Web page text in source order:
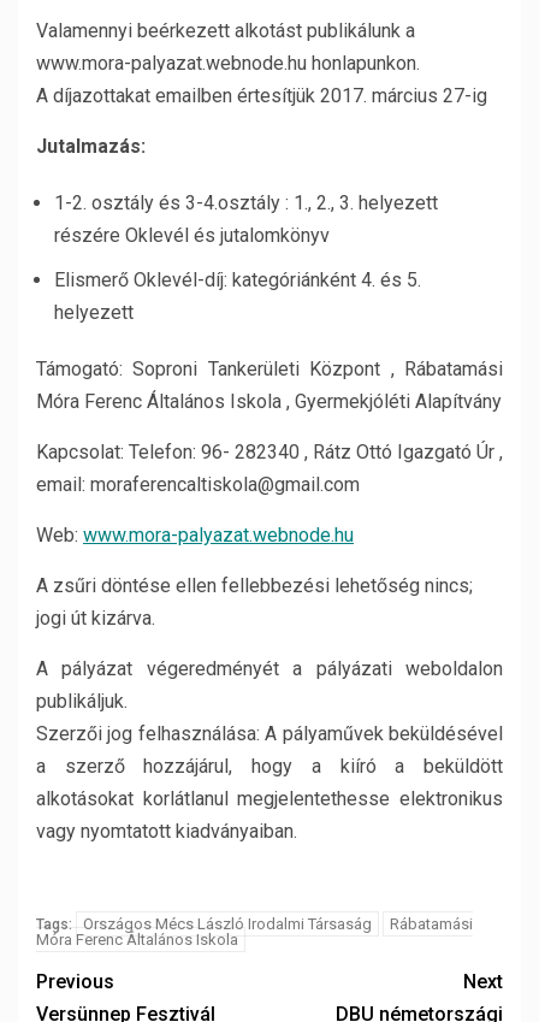
Valamennyi beérkezett alkotást publikálunk a
www.mora-palyazat.webnode.hu honlapunkon.
A díjazottakat emailben értesítjük 2017. március 27-ig
Jutalmazás:
1-2. osztály és 3-4.osztály : 1., 2., 3. helyezett
részére Oklevél és jutalomkönyv
Elismerő Oklevél-díj: kategóriánként 4. és 5.
helyezett
Támogató: Soproni Tankerületi Központ , Rábatamási
Móra Ferenc Általános Iskola , Gyermekjóléti Alapítvány
Kapcsolat: Telefon: 96- 282340 , Rátz Ottó Igazgató Úr ,
email: moraferencaltiskola@gmail.com
Web: www.mora-palyazat.webnode.hu
A zsűri döntése ellen fellebbezési lehetőség nincs;
jogi út kizárva.
A pályázat végeredményét a pályázati weboldalon
publikáljuk.
Szerzői jog felhasználása: A pályaművek beküldésével
a szerző hozzájárul, hogy a kiíró a beküldött
alkotásokat korlátlanul megjelentethesse elektronikus
vagy nyomtatott kiadványaiban.
Tags: Országos Mécs László Irodalmi Társaság
Rábatamási
Móra Ferenc Általános Iskola
Previous
Versünnep Fesztivál
Next
DBU németországi